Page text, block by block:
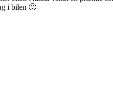
i bilen 🙂